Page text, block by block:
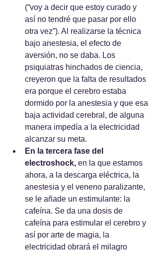
(“voy a decir que estoy curado y
así no tendré que pasar por ello
otra vez”). Al realizarse la técnica
bajo anestesia, el efecto de
aversión, no se daba. Los
psiquiatras hinchados de ciencia,
creyeron que la falta de resultados
era porque el cerebro estaba
dormido por la anestesia y que esa
baja actividad cerebral, de alguna
manera impedía a la electricidad
alcanzar su meta.
En la tercera fase del
electroshock, en la que estamos
ahora, a la descarga eléctrica, la
anestesia y el veneno paralizante,
se le añade un estimulante: la
cafeína. Se da una dosis de
cafeína para estimular el cerebro y
así por arte de magia, la
electricidad obrará el milagro